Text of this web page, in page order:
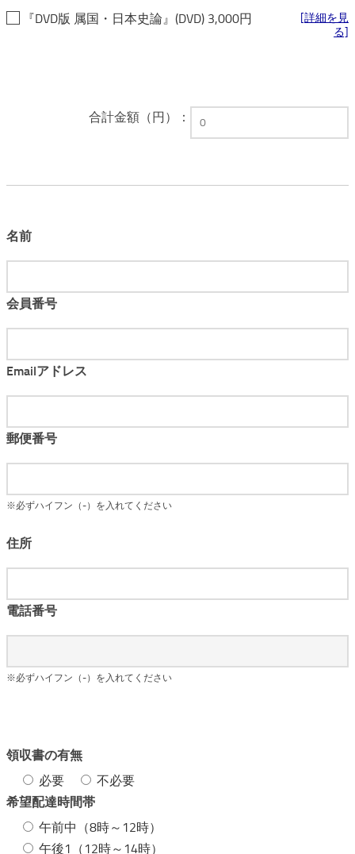
『DVD版 属国・日本史論』(DVD) 3,000円
[詳細を見
る]
合計金額（円）：
名前
会員番号
Emailアドレス
郵便番号
※必ずハイフン（-）を入れてください
住所
電話番号
※必ずハイフン（-）を入れてください
領収書の有無
必要
不必要
希望配達時間帯
午前中（8時～12時）
午後1（12時～14時）